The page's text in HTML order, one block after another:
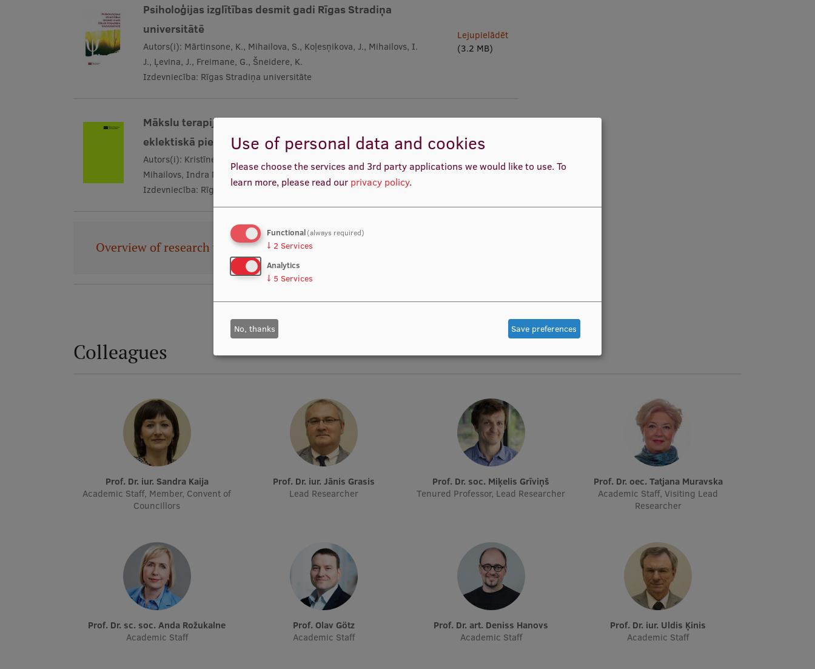
Psiholoģijas izglītības desmit gadi Rīgas Stradiņa
universitātē
Autors(i): Mārtinsone, K., Mihailova, S., Koļesņikova, J., Mihailovs, I.
J., Ļevina, J., Freimane, G., Šneidere, K.
Izdevniecība: Rīgas Stradiņa universitāte
Lejupielādēt
(3.2 MB)
Mākslu terapija un tās attīstības konteksti (integratīvi
eklektiskā pieeja Latvijā)
Autors(i): Kristīne Mārtinsone, Sandra Mihailova, Ivans Jānis
Mihailovs, Indra Majore-Dūšele, Mirdza Paipare
Izdevniecība: Rīgas Stradiņa universitāte
Overview of research work
Colleagues
Prof. Dr. iur. Sandra Kaija
Academic Staff, Member, Convent of
Councillors
Prof. Dr. iur. Jānis Grasis
Lead Researcher
Prof. Dr. soc. Miķelis Grīviņš
Tenured Professor, Lead Researcher
Prof. Dr. oec. Tatjana Muravska
Academic Staff, Visiting Lead
Researcher
Prof. Dr. sc. soc. Anda Rožukalne
Academic Staff
Prof. Olav Götz
Academic Staff
Prof. Dr. art. Deniss Hanovs
Academic Staff
Prof. Dr. iur. Uldis Ķinis
Academic Staff
Use of personal data and cookies
Please choose the services and 3rd party applications we would like to use. To
learn more, please read our privacy policy.
Functional(always required)
↓ 2 Services
Analytics
↓ 5 Services
No, thanks Save preferences